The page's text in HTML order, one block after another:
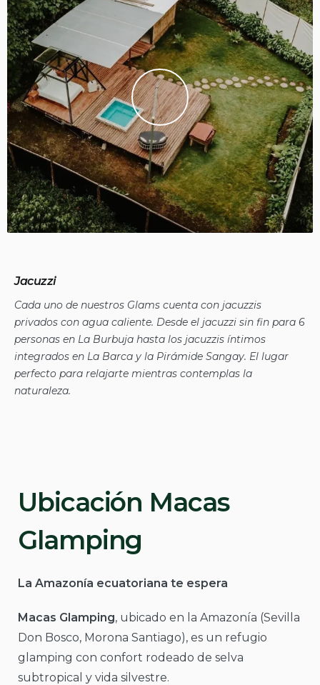
Jacuzzi
Cada uno de nuestros Glams cuenta con jacuzzis
privados con agua caliente. Desde el jacuzzi sin fin para 6
personas en La Burbuja hasta los jacuzzis íntimos
integrados en La Barca y la Pirámide Sangay. El lugar
perfecto para relajarte mientras contemplas la
naturaleza.
Ubicación Macas
Glamping
La Amazonía ecuatoriana te espera
Macas Glamping, ubicado en la Amazonía (Sevilla
Don Bosco, Morona Santiago), es un refugio
glamping con confort rodeado de selva
subtropical y vida silvestre.